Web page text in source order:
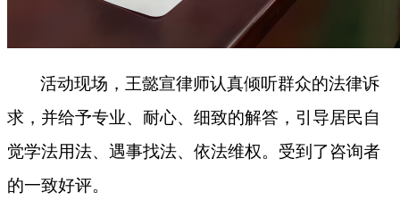
活动现场，王懿宣律师认真倾听群众的法律诉
求，并给予专业、耐心、细致的解答，引导居民自
觉学法用法、遇事找法、依法维权。受到了咨询者
的一致好评。